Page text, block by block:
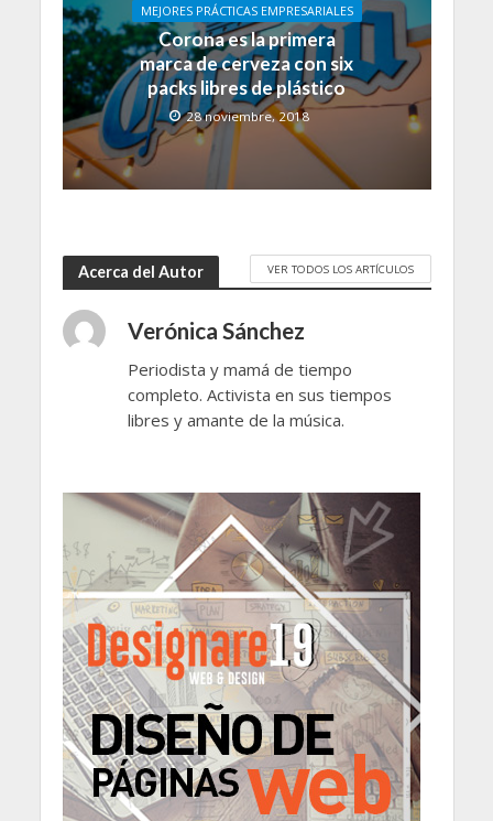
MEJORES PRÁCTICAS EMPRESARIALES
Corona es la primera
marca de cerveza con six
packs libres de plástico
28 noviembre, 2018
Acerca del Autor VER TODOS LOS ARTÍCULOS
Verónica Sánchez
Periodista y mamá de tiempo
completo. Activista en sus tiempos
libres y amante de la música.